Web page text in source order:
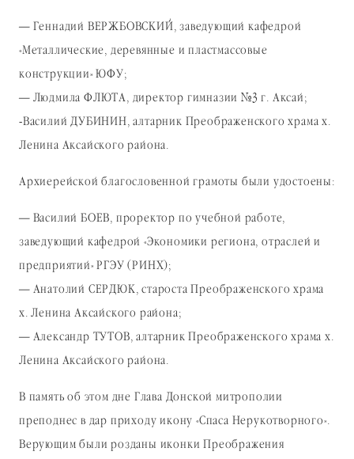
— Геннадий ВЕРЖБОВСКИЙ, заведующий кафедрой
«Металлические, деревянные и пластмассовые
конструкции» ЮФУ;
— Людмила ФЛЮТА, директор гимназии №3 г. Аксай;
-Василий ДУБИНИН, алтарник Преображенского храма х.
Ленина Аксайского района.
Архиерейской благословенной грамоты были удостоены:
— Василий БОЕВ, проректор по учебной работе,
заведующий кафедрой «Экономики региона, отраслей и
предприятий» РГЭУ (РИНХ);
— Анатолий СЕРДЮК, староста Преображенского храма
х. Ленина Аксайского района;
— Александр ТУТОВ, алтарник Преображенского храма х.
Ленина Аксайского района.
В память об этом дне Глава Донской митрополии
преподнес в дар приходу икону «Спаса Нерукотворного».
Верующим были розданы иконки Преображения